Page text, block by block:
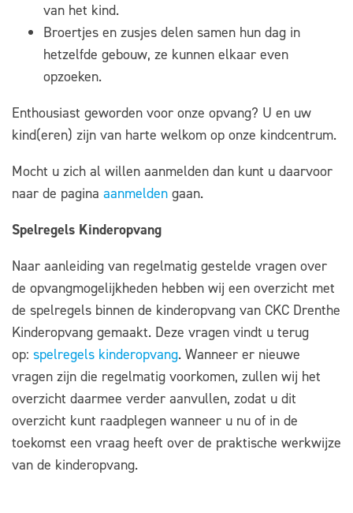
van het kind.
Broertjes en zusjes delen samen hun dag in
hetzelfde gebouw, ze kunnen elkaar even
opzoeken.
Enthousiast geworden voor onze opvang? U en uw
kind(eren) zijn van harte welkom op onze kindcentrum.
Mocht u zich al willen aanmelden dan kunt u daarvoor
naar de pagina aanmelden gaan.
Spelregels Kinderopvang
Naar aanleiding van regelmatig gestelde vragen over
de opvangmogelijkheden hebben wij een overzicht met
de spelregels binnen de kinderopvang van CKC Drenthe
Kinderopvang gemaakt. Deze vragen vindt u terug
op: spelregels kinderopvang. Wanneer er nieuwe
vragen zijn die regelmatig voorkomen, zullen wij het
overzicht daarmee verder aanvullen, zodat u dit
overzicht kunt raadplegen wanneer u nu of in de
toekomst een vraag heeft over de praktische werkwijze
van de kinderopvang.